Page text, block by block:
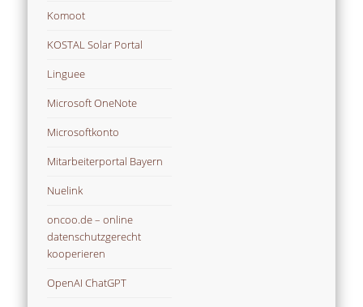
Komoot
KOSTAL Solar Portal
Linguee
Microsoft OneNote
Microsoftkonto
Mitarbeiterportal Bayern
Nuelink
oncoo.de – online
datenschutzgerecht
kooperieren
OpenAI ChatGPT